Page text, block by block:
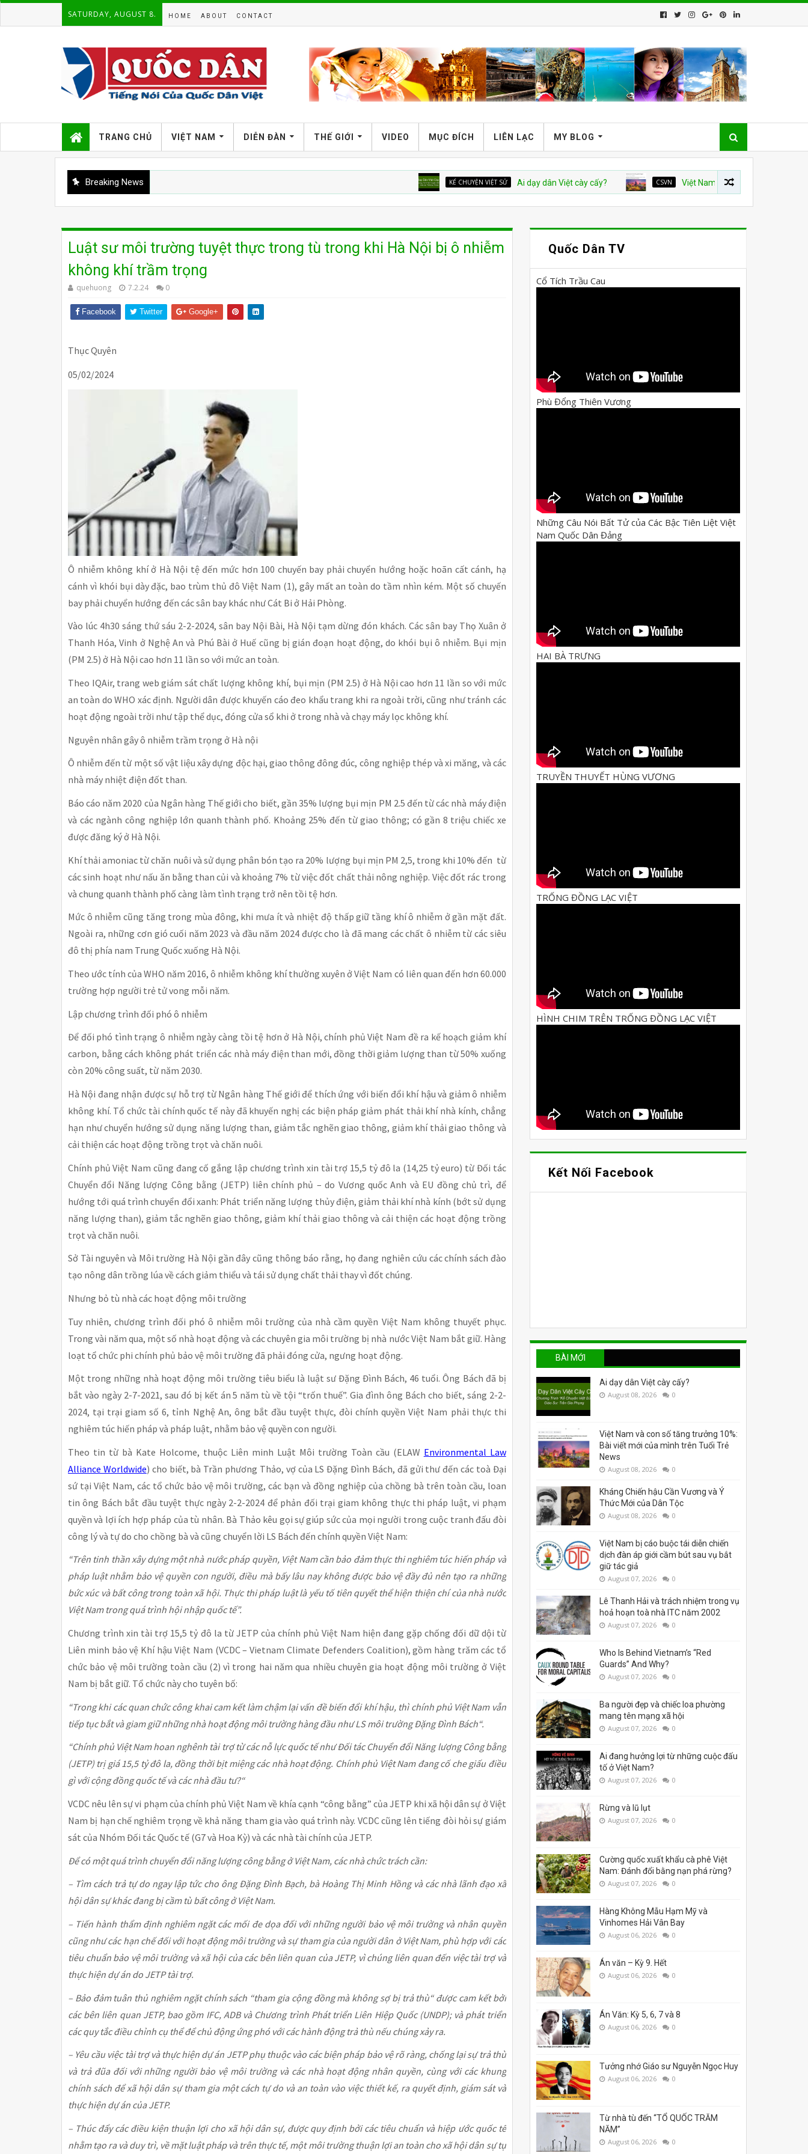
SATURDAY, AUGUST 8. HOME ABOUT CONTACT
TRANG CHỦ VIỆT NAM DIỄN ĐÀN THẾ GIỚI VIDEO MỤC ĐÍCH LIÊN LẠC MY BLOG
Breaking News KỂ CHUYỆN VIỆT SỬ Ai dạy dân Việt cày cấy? CSVN Việt Nam và con số tăng trưởng 10%: Bài
Luật sư môi trường tuyệt thực trong tù trong khi Hà Nội bị ô nhiễm
không khí trầm trọng
quehuong 7.2.24 0
Facebook Twitter Google+
Thục Quyên
05/02/2024
Ô nhiễm không khí ở Hà Nội tệ đến mức hơn 100 chuyến bay phải chuyển hướng hoặc hoãn cất cánh, hạ
cánh vì khói bụi dày đặc, bao trùm thủ đô Việt Nam (1), gây mất an toàn do tầm nhìn kém. Một số chuyến
bay phải chuyển hướng đến các sân bay khác như Cát Bi ở Hải Phòng.
Vào lúc 4h30 sáng thứ sáu 2-2-2024, sân bay Nội Bài, Hà Nội tạm dừng đón khách. Các sân bay Thọ Xuân ở
Thanh Hóa, Vinh ở Nghệ An và Phú Bài ở Huế cũng bị gián đoạn hoạt động, do khói bụi ô nhiễm. Bụi mịn
(PM 2.5) ở Hà Nội cao hơn 11 lần so với mức an toàn.
Theo IQAir, trang web giám sát chất lượng không khí, bụi mịn (PM 2.5) ở Hà Nội cao hơn 11 lần so với mức
an toàn do WHO xác định. Người dân được khuyến cáo đeo khẩu trang khi ra ngoài trời, cũng như tránh các
hoạt động ngoài trời như tập thể dục, đóng cửa sổ khi ở trong nhà và chạy máy lọc không khí.
Nguyên nhân gây ô nhiễm trầm trọng ở Hà nội
Ô nhiễm đến từ một số vật liệu xây dựng độc hại, giao thông đông đúc, công nghiệp thép và xi măng, và các
nhà máy nhiệt điện đốt than.
Báo cáo năm 2020 của Ngân hàng Thế giới cho biết, gần 35% lượng bụi mịn PM 2.5 đến từ các nhà máy điện
và các ngành công nghiệp lớn quanh thành phố. Khoảng 25% đến từ giao thông; có gần 8 triệu chiếc xe
được đăng ký ở Hà Nội.
Khí thải amoniac từ chăn nuôi và sử dụng phân bón tạo ra 20% lượng bụi mịn PM 2,5, trong khi 10% đến từ
các sinh hoạt như nấu ăn bằng than củi và khoảng 7% từ việc đốt chất thải nông nghiệp. Việc đốt rác trong
và chung quanh thành phố càng làm tình trạng trở nên tồi tệ hơn.
Mức ô nhiễm cũng tăng trong mùa đông, khi mưa ít và nhiệt độ thấp giữ tầng khí ô nhiễm ở gần mặt đất.
Ngoài ra, những cơn gió cuối năm 2023 và đầu năm 2024 được cho là đã mang các chất ô nhiễm từ các siêu
đô thị phía nam Trung Quốc xuống Hà Nội.
Theo ước tính của WHO năm 2016, ô nhiễm không khí thường xuyên ở Việt Nam có liên quan đến hơn 60.000
trường hợp người trẻ tử vong mỗi năm.
Lập chương trình đối phó ô nhiễm
Để đối phó tình trạng ô nhiễm ngày càng tồi tệ hơn ở Hà Nội, chính phủ Việt Nam đề ra kế hoạch giảm khí
carbon, bằng cách không phát triển các nhà máy điện than mới, đồng thời giảm lượng than từ 50% xuống
còn 20% công suất, từ năm 2030.
Hà Nội đang nhận được sự hỗ trợ từ Ngân hàng Thế giới để thích ứng với biến đổi khí hậu và giảm ô nhiễm
không khí. Tổ chức tài chính quốc tế này đã khuyến nghị các biện pháp giảm phát thải khí nhà kính, chẳng
hạn như chuyển hướng sử dụng năng lượng than, giảm tắc nghẽn giao thông, giảm khí thải giao thông và
cải thiện các hoạt động trồng trọt và chăn nuôi.
Chính phủ Việt Nam cũng đang cố gắng lập chương trình xin tài trợ 15,5 tỷ đô la (14,25 tỷ euro) từ Đối tác
Chuyển đổi Năng lượng Công bằng (JETP) liên chính phủ – do Vương quốc Anh và EU đồng chủ trì, để
hướng tới quá trình chuyển đổi xanh: Phát triển năng lượng thủy điện, giảm thải khí nhà kính (bớt sử dụng
năng lượng than), giảm tắc nghẽn giao thông, giảm khí thải giao thông và cải thiện các hoạt động trồng
trọt và chăn nuôi.
Sở Tài nguyên và Môi trường Hà Nội gần đây cũng thông báo rằng, họ đang nghiên cứu các chính sách đào
tạo nông dân trồng lúa về cách giảm thiểu và tái sử dụng chất thải thay vì đốt chúng.
Nhưng bỏ tù nhà các hoạt động môi trường
Tuy nhiên, chương trình đối phó ô nhiễm môi trường của nhà cầm quyền Việt Nam không thuyết phục.
Trong vài năm qua, một số nhà hoạt động và các chuyên gia môi trường bị nhà nước Việt Nam bắt giữ. Hàng
loạt tổ chức phi chính phủ bảo vệ môi trường đã phải đóng cửa, ngưng hoạt động.
Một trong những nhà hoạt động môi trường tiêu biểu là luật sư Đặng Đình Bách, 46 tuổi. Ông Bách đã bị
bắt vào ngày 2-7-2021, sau đó bị kết án 5 năm tù về tội “trốn thuế”. Gia đình ông Bách cho biết, sáng 2-2-
2024, tại trại giam số 6, tỉnh Nghệ An, ông bắt đầu tuyệt thực, đòi chính quyền Việt Nam phải thực thi
nghiêm túc hiến pháp và pháp luật, nhằm bảo vệ quyền con người.
Theo tin từ bà Kate Holcome, thuộc Liên minh Luật Môi trường Toàn cầu (ELAW Environmental Law
Alliance Worldwide) cho biết, bà Trần phương Thảo, vợ của LS Đặng Đình Bách, đã gửi thư đến các toà Đại
sứ tại Việt Nam, các tổ chức bảo vệ môi trường, các bạn và đồng nghiệp của chồng bà trên toàn cầu, loan
tin ông Bách bắt đầu tuyệt thực ngày 2-2-2024 để phản đối trại giam không thực thi pháp luật, vi phạm
quyền và lợi ích hợp pháp của tù nhân. Bà Thảo kêu gọi sự giúp sức của mọi người trong cuộc tranh đấu đòi
công lý và tự do cho chồng bà và cũng chuyển lời LS Bách đến chính quyền Việt Nam:
“Trên tinh thần xây dựng một nhà nước pháp quyền, Việt Nam cần bảo đảm thực thi nghiêm túc hiến pháp và
pháp luật nhằm bảo vệ quyền con người, điều mà bấy lâu nay không được bảo vệ đầy đủ nên tạo ra những
bức xúc và bất công trong toàn xã hội. Thực thi pháp luật là yếu tố tiên quyết thể hiện thiện chí của nhà nước
Việt Nam trong quá trình hội nhập quốc tế”.
Chương trình xin tài trợ 15,5 tỷ đô la từ JETP của chính phủ Việt Nam hiện đang gặp chống đối dữ dội từ
Liên minh bảo vệ Khí hậu Việt Nam (VCDC – Vietnam Climate Defenders Coalition), gồm hàng trăm các tổ
chức bảo vệ môi trường toàn cầu (2) vì trong hai năm qua nhiều chuyên gia hoạt động môi trường ở Việt
Nam bị bắt giữ. Tổ chức này cho tuyên bố:
“Trong khi các quan chức công khai cam kết làm chậm lại vấn đề biến đổi khí hậu, thì chính phủ Việt Nam vẫn
tiếp tục bắt và giam giữ những nhà hoạt động môi trường hàng đầu như LS môi trường Đặng Đình Bách“.
“Chính phủ Việt Nam hoan nghênh tài trợ từ các nỗ lực quốc tế như Đối tác Chuyển đổi Năng lượng Công bằng
(JETP) trị giá 15,5 tỷ đô la, đồng thời bịt miệng các nhà hoạt động. Chính phủ Việt Nam đang cố che giấu điều
gì với cộng đồng quốc tế và các nhà đầu tư?“
VCDC nêu lên sự vi phạm của chính phủ Việt Nam về khía cạnh “công bằng” của JETP khi xã hội dân sự ở Việt
Nam bị hạn chế nghiêm trọng về khả năng tham gia vào quá trình này. VCDC cũng lên tiếng đòi hỏi sự giám
sát của Nhóm Đối tác Quốc tế (G7 và Hoa Kỳ) và các nhà tài chính của JETP.
Để có một quá trình chuyển đổi năng lượng công bằng ở Việt Nam, các nhà chức trách cần:
– Tìm cách trả tự do ngay lập tức cho ông Đặng Đình Bạch, bà Hoàng Thị Minh Hồng và các nhà lãnh đạo xã
hội dân sự khác đang bị cầm tù bất công ở Việt Nam.
– Tiến hành thẩm định nghiêm ngặt các mối đe dọa đối với những người bảo vệ môi trường và nhân quyền
cũng như các hạn chế đối với hoạt động môi trường và sự tham gia của người dân ở Việt Nam, phù hợp với các
tiêu chuẩn bảo vệ môi trường và xã hội của các bên liên quan của JETP, vì chúng liên quan đến việc tài trợ và
thực hiện dự án do JETP tài trợ.
– Bảo đảm tuân thủ nghiêm ngặt chính sách “tham gia cộng đồng mà không sợ bị trả thù“ được cam kết bởi
các bên liên quan JETP, bao gồm IFC, ADB và Chương trình Phát triển Liên Hiệp Quốc (UNDP); và phát triển
các quy tắc điều chỉnh cụ thể để chủ động ứng phó với các hành động trả thù nếu chúng xảy ra.
– Yêu cầu việc tài trợ và thực hiện dự án JETP phụ thuộc vào các biện pháp bảo vệ rõ ràng, chống lại sự trả thù
và trả đũa đối với những người bảo vệ môi trường và các nhà hoạt động nhân quyền, cùng với các khung
chính sách để xã hội dân sự tham gia một cách tự do và an toàn vào việc thiết kế, ra quyết định, giám sát và
thực hiện dự án của JETP.
– Thúc đẩy các điều kiện thuận lợi cho xã hội dân sự, được quy định bởi các tiêu chuẩn và hiệp ước quốc tế
nhằm tạo ra và duy trì, về mặt luật pháp và trên thực tế, một môi trường thuận lợi an toàn cho xã hội dân sự tự
Quốc Dân TV
Cổ Tích Trầu Cau
Phù Đổng Thiên Vương
Những Câu Nói Bất Tử của Các Bậc Tiên Liệt Việt
Nam Quốc Dân Đảng
HAI BÀ TRƯNG
TRUYỀN THUYẾT HÙNG VƯƠNG
TRỐNG ĐỒNG LẠC VIỆT
HÌNH CHIM TRÊN TRỐNG ĐỒNG LẠC VIỆT
Kết Nối Facebook
BÀI MỚI
Ai dạy dân Việt cày cấy?
August 08, 2026 0
Việt Nam và con số tăng trưởng 10%:
Bài viết mới của mình trên Tuổi Trẻ
News
August 08, 2026 0
Kháng Chiến hậu Cần Vương và Ý
Thức Mới của Dân Tộc
August 08, 2026 0
Việt Nam bị cáo buộc tái diễn chiến
dịch đàn áp giới cầm bút sau vụ bắt
giữ tác giả
August 07, 2026 0
Lê Thanh Hải và trách nhiệm trong vụ
hoả hoạn toà nhà ITC năm 2002
August 07, 2026 0
Who Is Behind Vietnam’s “Red
Guards” And Why?
August 07, 2026 0
Ba người đẹp và chiếc loa phường
mang tên mạng xã hội
August 07, 2026 0
Ai đang hưởng lợi từ những cuộc đấu
tố ở Việt Nam?
August 07, 2026 0
Rừng và lũ lụt
August 07, 2026 0
Cường quốc xuất khẩu cà phê Việt
Nam: Đánh đổi bằng nạn phá rừng?
August 07, 2026 0
Hàng Không Mẫu Hạm Mỹ và
Vinhomes Hải Vân Bay
August 06, 2026 0
Án văn – Kỳ 9. Hết
August 06, 2026 0
Án Văn: Kỳ 5, 6, 7 và 8
August 06, 2026 0
Tưởng nhớ Giáo sư Nguyễn Ngọc Huy
August 06, 2026 0
Từ nhà tù đến “TỔ QUỐC TRĂM
NĂM”
August 06, 2026 0